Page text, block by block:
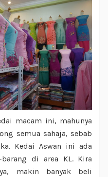
macam ini, mahunya
semua sahaja, sebab
Kedai Aswan ini ada
di area KL. Kira
makin banyak beli